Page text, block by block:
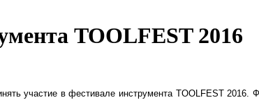
TOOLFEST 2016
участие в фестивале инструмента TOOLFEST 2016.